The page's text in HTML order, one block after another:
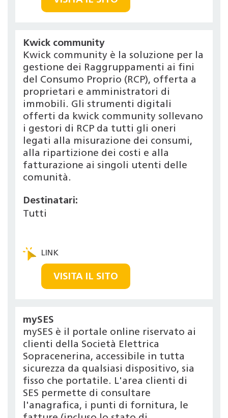
Kwick community
Kwick community è la soluzione per la
gestione dei Raggruppamenti ai fini
del Consumo Proprio (RCP), offerta a
proprietari e amministratori di
immobili. Gli strumenti digitali
offerti da kwick community sollevano
i gestori di RCP da tutti gli oneri
legati alla misurazione dei consumi,
alla ripartizione dei costi e alla
fatturazione ai singoli utenti delle
comunità.
Destinatari:
Tutti
VISITA IL SITO
mySES
mySES è il portale online riservato ai
clienti della Società Elettrica
Sopracenerina, accessibile in tutta
sicurezza da qualsiasi dispositivo, sia
fisso che portatile. L'area clienti di
SES permette di consultare
l'anagrafica, i punti di fornitura, le